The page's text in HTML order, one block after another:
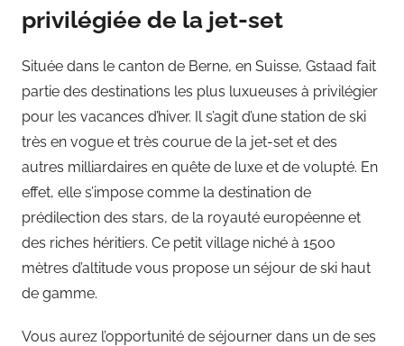
privilégiée de la jet-set
Située dans le canton de Berne, en Suisse, Gstaad fait
partie des destinations les plus luxueuses à privilégier
pour les vacances d’hiver. Il s’agit d’une station de ski
très en vogue et très courue de la jet-set et des
autres milliardaires en quête de luxe et de volupté. En
effet, elle s’impose comme la destination de
prédilection des stars, de la royauté européenne et
des riches héritiers. Ce petit village niché à 1500
mètres d’altitude vous propose un séjour de ski haut
de gamme.
Vous aurez l’opportunité de séjourner dans un de ses